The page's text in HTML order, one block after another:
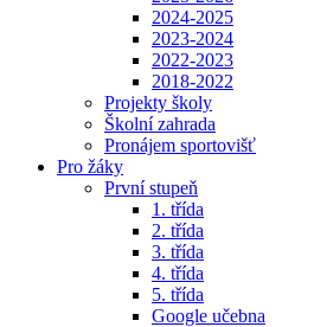
2024-2025
2023-2024
2022-2023
2018-2022
Projekty školy
Školní zahrada
Pronájem sportovišť
Pro žáky
První stupeň
1. třída
2. třída
3. třída
4. třída
5. třída
Google učebna